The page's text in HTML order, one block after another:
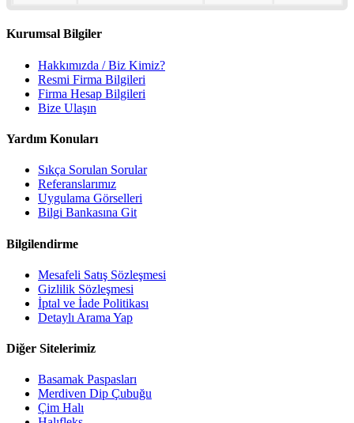
Kurumsal Bilgiler
Hakkımızda / Biz Kimiz?
Resmi Firma Bilgileri
Firma Hesap Bilgileri
Bize Ulaşın
Yardım Konuları
Sıkça Sorulan Sorular
Referanslarımız
Uygulama Görselleri
Bilgi Bankasına Git
Bilgilendirme
Mesafeli Satış Sözleşmesi
Gizlilik Sözleşmesi
İptal ve İade Politikası
Detaylı Arama Yap
Diğer Sitelerimiz
Basamak Paspasları
Merdiven Dip Çubuğu
Çim Halı